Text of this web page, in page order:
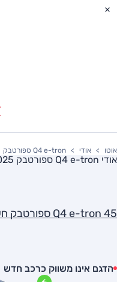
אוטו אודי Q4 e-tron ספורטבק
אודי Q4 e-tron ספורטבק 2025
Q4 e-tron 45 ספורטבק חשמלי
הדגם אינו משווק כרכב חדש